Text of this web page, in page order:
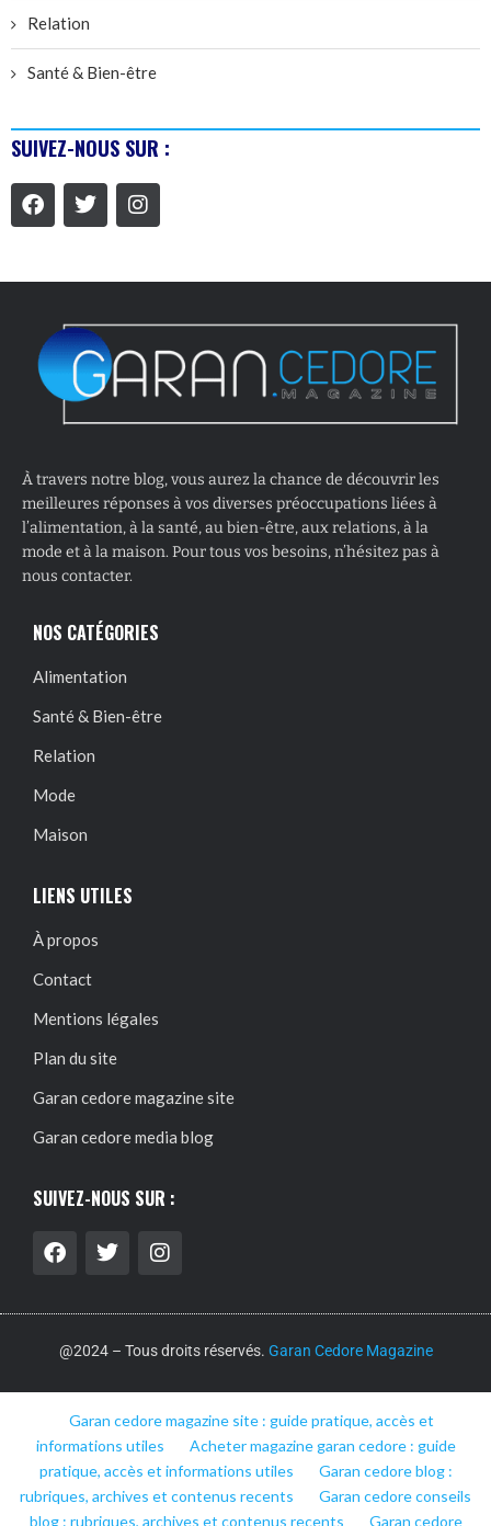
Relation
Santé & Bien-être
SUIVEZ-NOUS SUR :
À travers notre blog, vous aurez la chance de découvrir les
meilleures réponses à vos diverses préoccupations liées à
l’alimentation, à la santé, au bien-être, aux relations, à la
mode et à la maison. Pour tous vos besoins, n’hésitez pas à
nous contacter.
NOS CATÉGORIES
Alimentation
Santé & Bien-être
Relation
Mode
Maison
LIENS UTILES
À propos
Contact
Mentions légales
Plan du site
Garan cedore magazine site
Garan cedore media blog
SUIVEZ-NOUS SUR :
@2024 – Tous droits réservés. Garan Cedore Magazine
Garan cedore magazine site : guide pratique, accès et
informations utiles
Acheter magazine garan cedore : guide
pratique, accès et informations utiles
Garan cedore blog :
rubriques, archives et contenus recents
Garan cedore conseils
blog : rubriques, archives et contenus recents
Garan cedore